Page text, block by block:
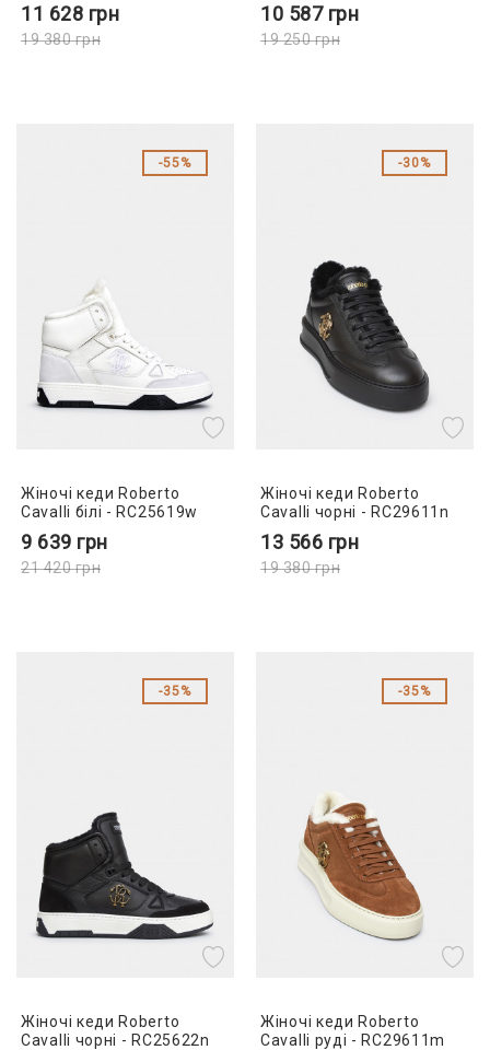
11 628 грн
19 380грн
10 587 грн
19 250грн
55%
Жіночі кеди Roberto
Cavalli білі - RC25619w
9 639 грн
21 420грн
30%
Жіночі кеди Roberto
Cavalli чорні - RC29611n
13 566 грн
19 380грн
35%
Жіночі кеди Roberto
Cavalli чорні - RC25622n
35%
Жіночі кеди Roberto
Cavalli руді - RC29611m